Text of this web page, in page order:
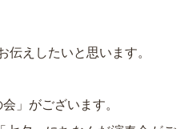
伝えしたいと思います。
」がございます。